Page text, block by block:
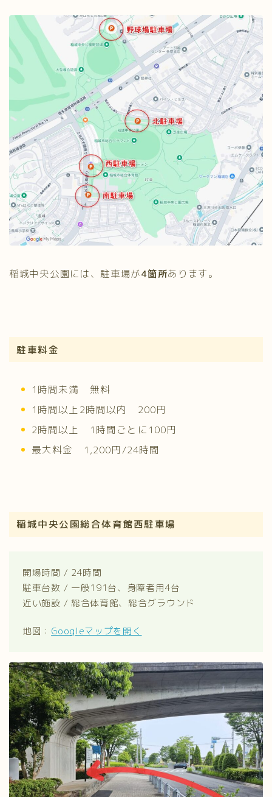
稲城中央公園には、駐車場が4箇所あります。
駐車料金
1時間未満 無料
1時間以上2時間以内 200円
2時間以上 1時間ごとに100円
最大料金 1,200円/24時間
稲城中央公園総合体育館西駐車場
開場時間 / 24時間
駐車台数 / 一般191台、身障者用4台
近い施設 / 総合体育館、総合グラウンド
地図： Googleマップを開く